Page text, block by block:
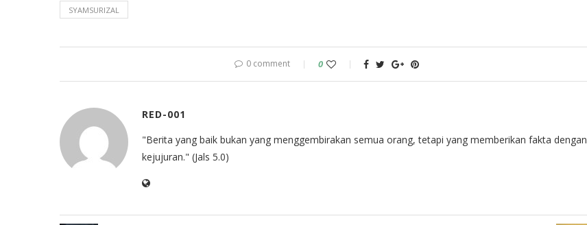
SYAMSURIZAL
0 comment 0
RED-001
"Berita yang baik bukan yang menggembirakan semua orang, tetapi yang memberikan fakta dengan
kejujuran." (Jals 5.0)